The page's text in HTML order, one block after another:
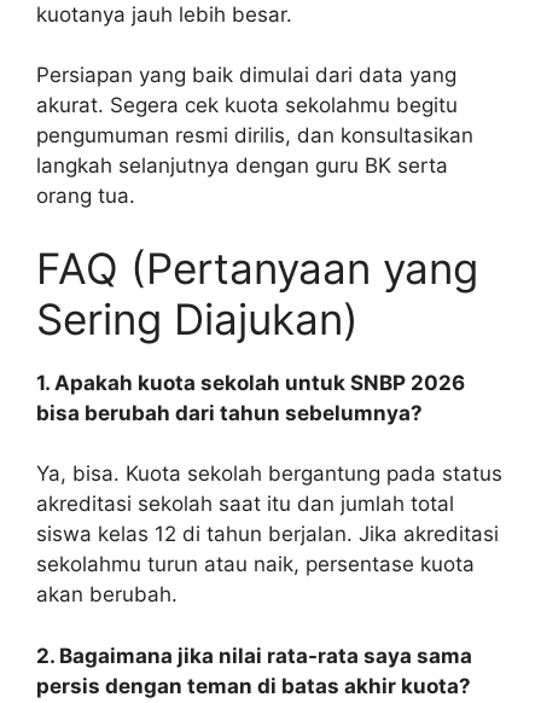
kuotanya jauh lebih besar.
Persiapan yang baik dimulai dari data yang
akurat. Segera cek kuota sekolahmu begitu
pengumuman resmi dirilis, dan konsultasikan
langkah selanjutnya dengan guru BK serta
orang tua.
FAQ (Pertanyaan yang
Sering Diajukan)
1. Apakah kuota sekolah untuk SNBP 2026
bisa berubah dari tahun sebelumnya?
Ya, bisa. Kuota sekolah bergantung pada status
akreditasi sekolah saat itu dan jumlah total
siswa kelas 12 di tahun berjalan. Jika akreditasi
sekolahmu turun atau naik, persentase kuota
akan berubah.
2. Bagaimana jika nilai rata-rata saya sama
persis dengan teman di batas akhir kuota?